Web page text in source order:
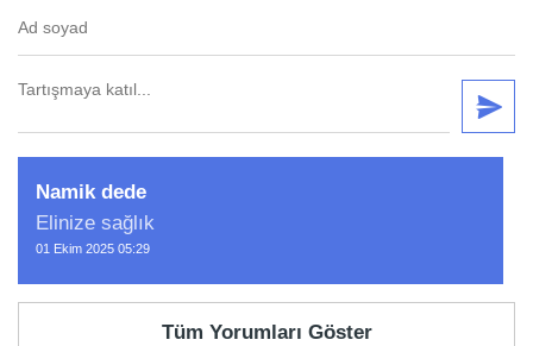
Namik dede
Elinize sağlık
01 Ekim 2025 05:29
Tüm Yorumları Göster